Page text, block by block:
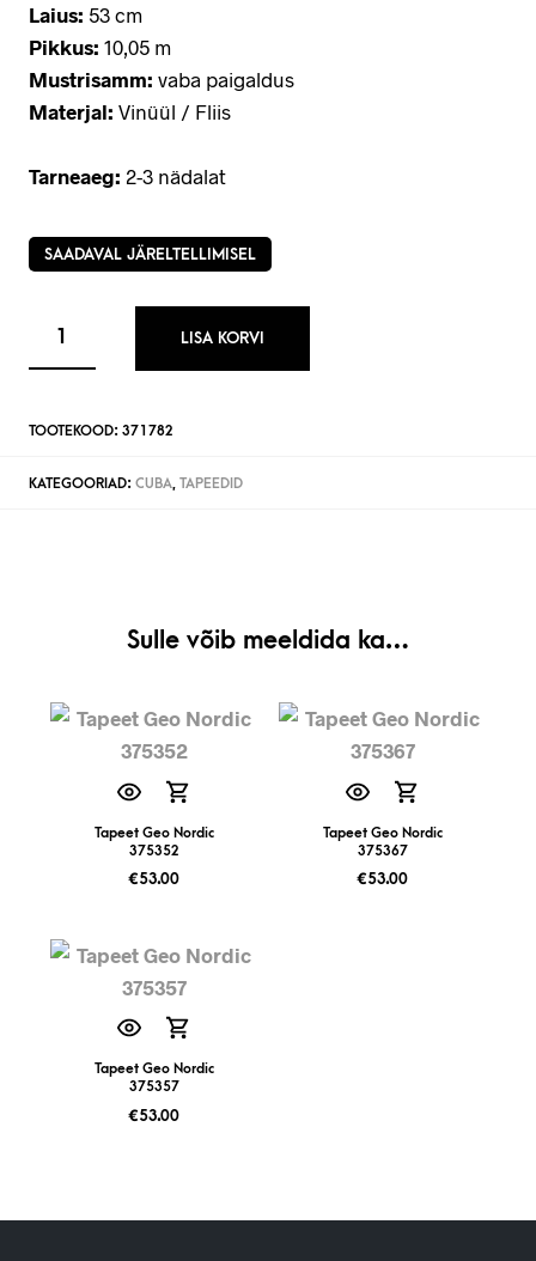
Laius: 53 cm
Pikkus: 10,05 m
Mustrisamm: vaba paigaldus
Materjal: Vinüül / Fliis
Tarneaeg: 2-3 nädalat
SAADAVAL JÄRELTELLIMISEL
LISA KORVI
TOOTEKOOD: 371782
KATEGOORIAD: CUBA, TAPEEDID
Sulle võib meeldida ka…
Tapeet Geo Nordic
375352
€53.00
Tapeet Geo Nordic
375367
€53.00
Tapeet Geo Nordic
375357
€53.00